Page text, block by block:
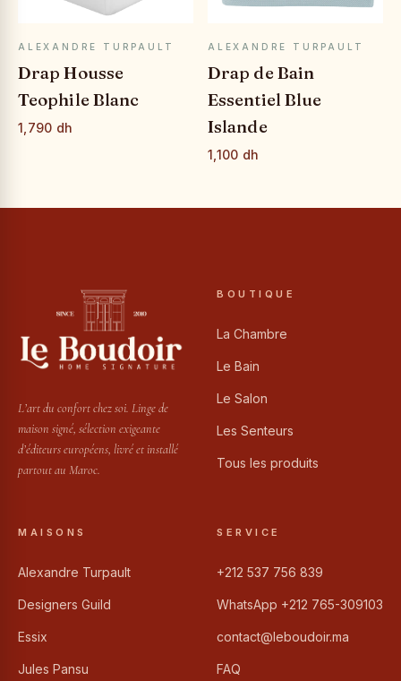
APERÇU RAPIDE
ALEXANDRE TURPAULT
Drap Housse
Teophile Blanc
1,790 dh
APERÇU RAPIDE
ALEXANDRE TURPAULT
Drap de Bain
Essentiel Blue
Islande
1,100 dh
L’art du confort chez soi. Linge de
maison signé, sélection exigeante
d’éditeurs européens, livré et installé
partout au Maroc.
BOUTIQUE
La Chambre
Le Bain
Le Salon
Les Senteurs
Tous les produits
MAISONS
Alexandre Turpault
Designers Guild
Essix
Jules Pansu
SERVICE
+212 537 756 839
WhatsApp +212 765-309103
contact@leboudoir.ma
FAQ